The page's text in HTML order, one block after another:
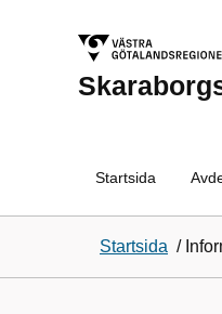
Startsida
Startsida /